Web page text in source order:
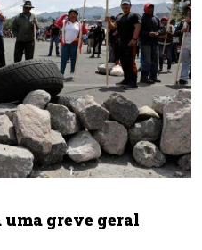
greve geral